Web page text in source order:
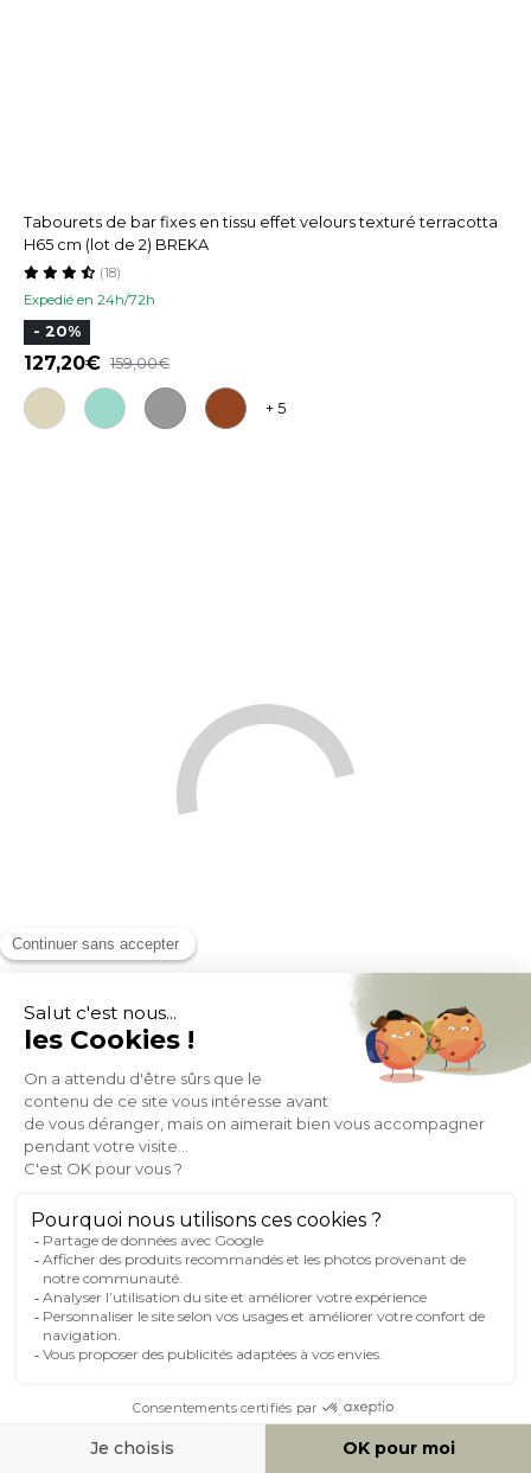
Tabourets de bar fixes en tissu effet velours texturé terracotta
H65 cm (lot de 2) BREKA
Expedié en 24h/72h
(18)
- 20%
127,20 159,00
+ 5
Chaise de bureau capitonnée à roulettes en tissu effet velours
texturé beige et métal noir BALTIK
Expedié en 24h/72h
(30)
- 30%